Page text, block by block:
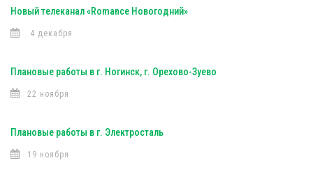
Новый телеканал «Romance Новогодний»
4 декабря
Плановые работы в г. Ногинск, г. Орехово-Зуево
22 ноября
Плановые работы в г. Электросталь
19 ноября